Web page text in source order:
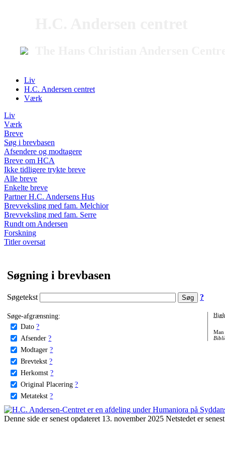
Liv
H.C. Andersen centret
Værk
Liv
Værk
Breve
Søg i brevbasen
Afsendere og modtagere
Breve om HCA
Ikke tidligere trykte breve
Alle breve
Enkelte breve
Partner H.C. Andersens Hus
Brevveksling med fam. Melchior
Brevveksling med fam. Serre
Rundt om Andersen
Forskning
Titler oversat
Søgning i brevbasen
Søgetekst ?
Søge-afgrænsning:
Dato ?
Afsender ?
Modtager ?
Brevtekst ?
Herkomst ?
Original Placering ?
Metatekst ?
Man
Denne side er senest opdateret 13. november 2025 Netstedet er